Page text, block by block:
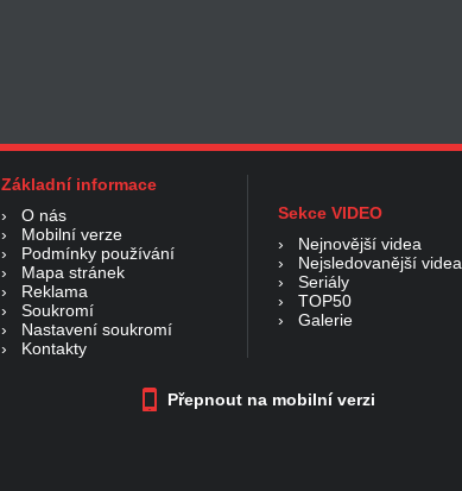
Základní informace
› O nás
› Mobilní verze
› Podmínky používání
› Mapa stránek
› Reklama
› Soukromí
› Nastavení soukromí
› Kontakty
Sekce VIDEO
› Nejnovější videa
› Nejsledovanější videa
› Seriály
› TOP50
› Galerie
Přepnout na mobilní verzi